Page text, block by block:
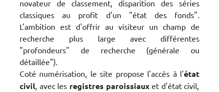
novateur de classement, disparition des séries
classiques au profit d'un "état des fonds".
L'ambition est d'offrir au visiteur un champ de
recherche plus large avec différentes
"profondeurs" de recherche (générale ou
détaillée").
Coté numérisation, le site propose l'accès à l'état
civil , avec les registres paroissiauxet d'état civil,